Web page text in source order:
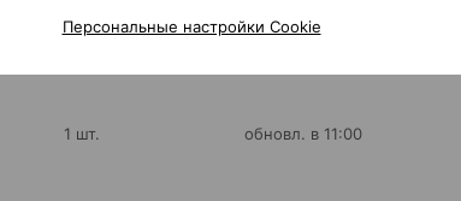
1 шт. обновл. в 11:00
Персональные настройки Cookie